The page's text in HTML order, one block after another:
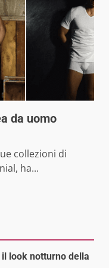
da uomo
collezioni di
ha...
look notturno della